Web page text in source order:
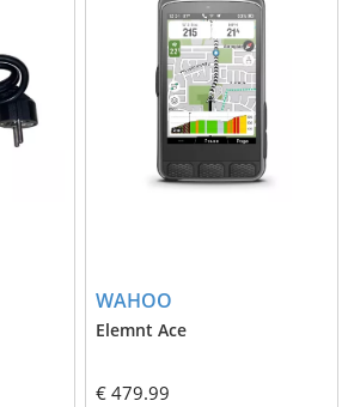
WAHOO
Elemnt Ace
€ 479.99